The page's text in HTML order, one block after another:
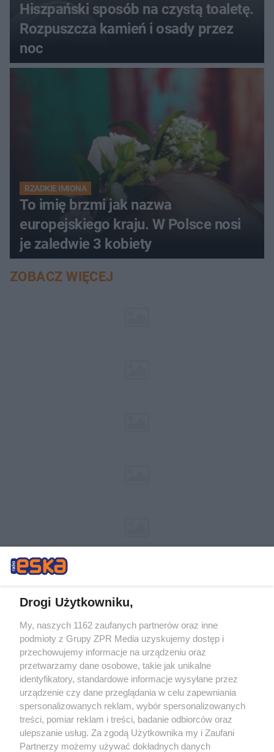
Hiszpański sposób na czystą toaletę.
Rozpuszcza kamień i osady przez
noc
RZADKIE IMIONA
To imię brzmi jak nazwa
europejskiego kraju. W Polsce nosi
je zaledwie 3 kobiety
ZOBACZ WIĘCEJ
Żaden utwór zamieszczony w serwisie nie może być powielany i
rozpowszechniany lub dalej rozpowszechniany w jakikolwiek sposób (w
tym także elektroniczny lub mechaniczny) na jakimkolwiek polu
eksploatacji w jakiejkolwiek formie, włącznie z umieszczaniem w
Internecie bez pisemnej zgody właściciela praw. Jakiekolwiek użycie lub
wykorzystanie utworów w całości lub w części z naruszeniem prawa,
tzn. bez właściwej zgody, jest zabronione pod groźbą kary i może być
ścigane prawnie.
Drogi Użytkowniku,
My, naszych 1162 zaufanych partnerów oraz inne
podmioty z Grupy ZPR Media uzyskujemy dostęp i
przechowujemy informacje na urządzeniu oraz
przetwarzamy dane osobowe, takie jak unikalne
identyfikatory, standardowe informacje wysyłane przez
urządzenie czy dane przeglądania w celu zapewniania
spersonalizowanych reklam, wybór spersonalizowanych
treści, pomiar reklam i treści, badanie odbiorców oraz
ulepszanie usług. Za zgodą Użytkownika my i Zaufani
Partnerzy możemy używać dokładnych danych